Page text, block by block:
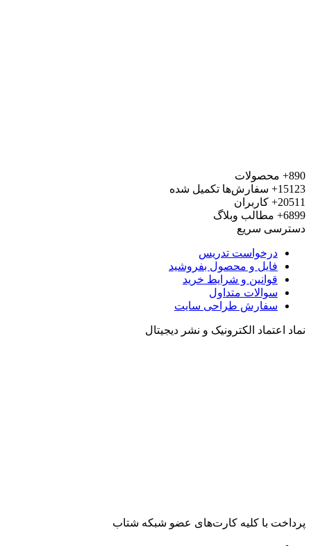
محصولات
سفارش‌ها تکمیل شده
کاربران
مطالب وبلاگ
سریع
درخواست تدریس
فایل و محصول بفروشید
قوانین و شرایط خرید
سوالات متداول
سفارش طراحی سایت
اعتماد الکترونیک و نشر دیجیتال
با کلیه کارت‌های عضو شبکه شتاب